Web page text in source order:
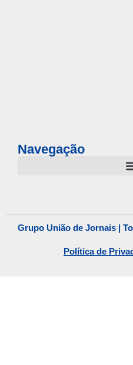
Navegação
Grupo União de Jornais |
Política de